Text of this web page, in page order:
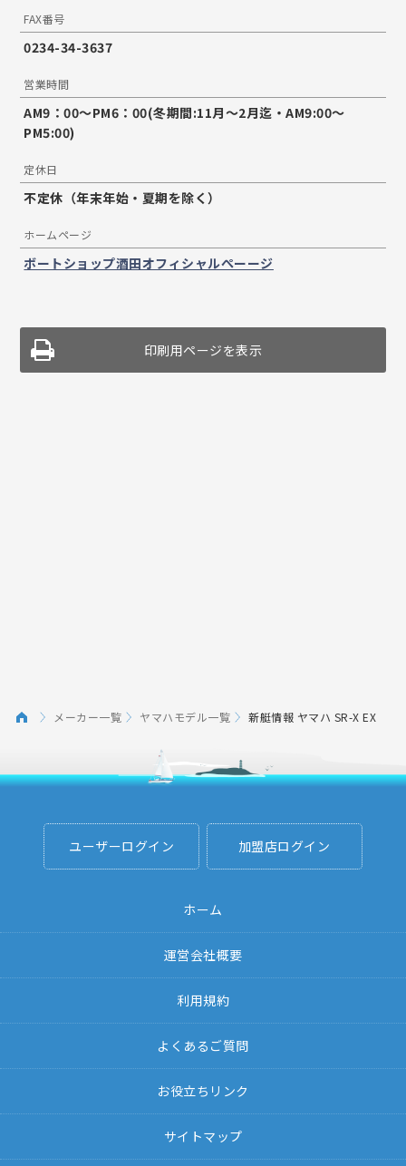
FAX番号
0234-34-3637
営業時間
AM9：00～PM6：00(冬期間:11月～2月迄・AM9:00～
PM5:00)
定休日
不定休（年末年始・夏期を除く）
ホームページ
ボートショップ酒田オフィシャルぺーージ
印刷用ページを表示
メーカー一覧 ヤマハモデル一覧 新艇情報 ヤマハ SR-X EX
ユーザーログイン 加盟店ログイン
ホーム
運営会社概要
利用規約
よくあるご質問
お役立ちリンク
サイトマップ